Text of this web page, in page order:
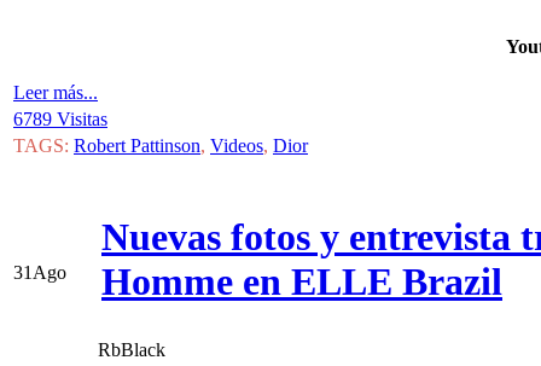
Leer más...
6789 Visitas
TAGS: Robert Pattinson, Videos, Dior
31 Ago
Nuevas fotos y entrevista
Homme en ELLE Brazil
RbBlack